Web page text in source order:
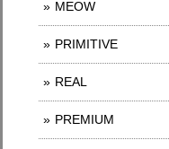
MEOW
PRIMITIVE
REAL
PREMIUM